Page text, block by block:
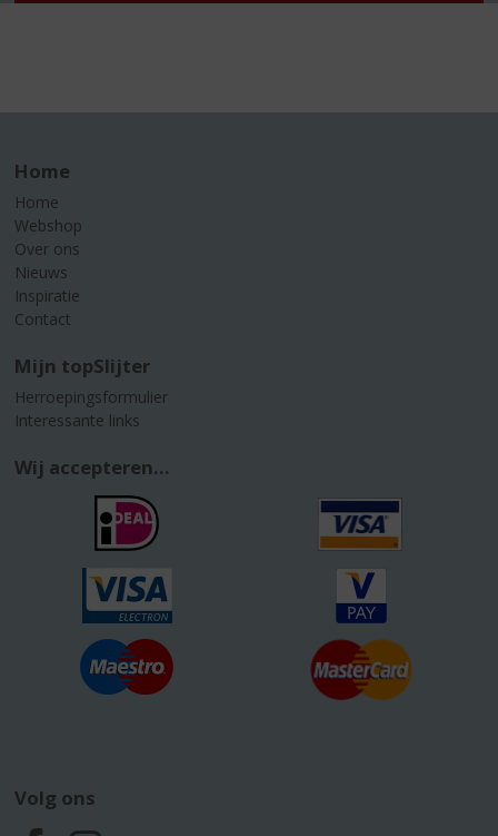
Home
Home
Webshop
Over ons
Nieuws
Inspiratie
Contact
Mijn topSlijter
Herroepingsformulier
Interessante links
Wij accepteren...
Volg ons